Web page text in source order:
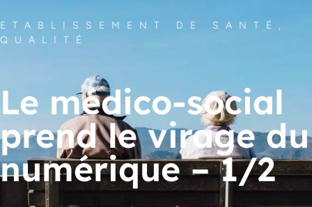
ETABLISSEMENT DE SANTÉ ,
QUALITÉ
Le médico-social
prend le virage du
numérique – 1/2